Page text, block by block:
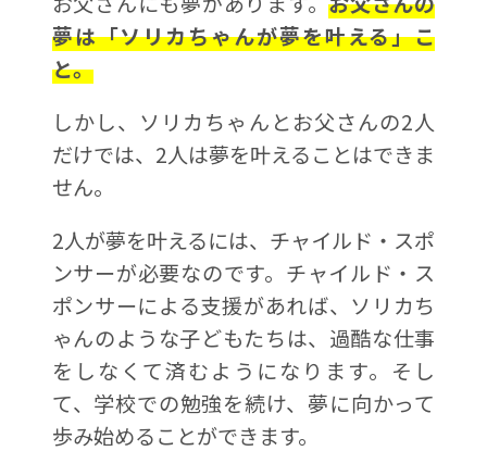
夢は「ソリカちゃんが夢を叶える」こ
と。
しかし、ソリカちゃんとお父さんの2人
だけでは、2人は夢を叶えることはできま
せん。
2人が夢を叶えるには、チャイルド・スポ
ンサーが必要なのです。チャイルド・ス
ポンサーによる支援があれば、ソリカち
ゃんのような子どもたちは、過酷な仕事
をしなくて済むようになります。そし
て、学校での勉強を続け、夢に向かって
歩み始めることができます。